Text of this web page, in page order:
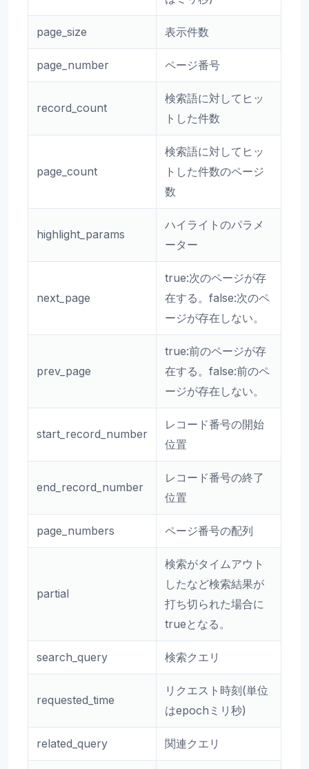
page_size 表示件数
page_number ページ番号
record_count
検索語に対してヒッ
トした件数
page_count
検索語に対してヒッ
トした件数のページ
数
highlight_params
ハイライトのパラメ
ーター
next_page
true:次のページが存
在する。false:次のペ
ージが存在しない。
prev_page
true:前のページが存
在する。false:前のペ
ージが存在しない。
start_record_number
レコード番号の開始
位置
end_record_number
レコード番号の終了
位置
page_numbers ページ番号の配列
partial
検索がタイムアウト
したなど検索結果が
打ち切られた場合に
trueとなる。
search_query 検索クエリ
requested_time
リクエスト時刻(単位
はepochミリ秒)
related_query 関連クエリ